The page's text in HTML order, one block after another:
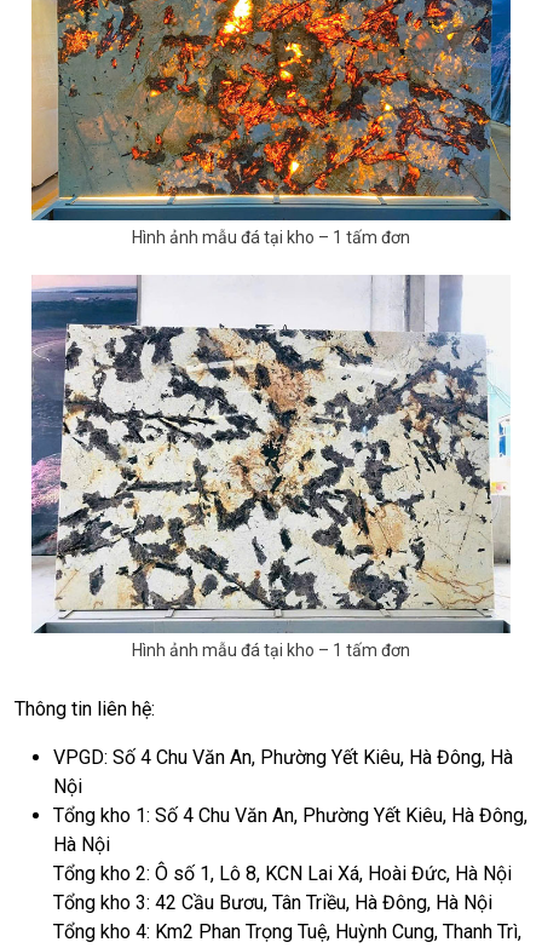
Hình ảnh mẫu đá tại kho – 1 tấm đơn
Hình ảnh mẫu đá tại kho – 1 tấm đơn
Thông tin liên hệ:
VPGD: Số 4 Chu Văn An, Phường Yết Kiêu, Hà Đông, Hà
Nội
Tổng kho 1: Số 4 Chu Văn An, Phường Yết Kiêu, Hà Đông,
Hà Nội
Tổng kho 2: Ô số 1, Lô 8, KCN Lai Xá, Hoài Đức, Hà Nội
Tổng kho 3: 42 Cầu Bươu, Tân Triều, Hà Đông, Hà Nội
Tổng kho 4: Km2 Phan Trọng Tuệ, Huỳnh Cung, Thanh Trì,